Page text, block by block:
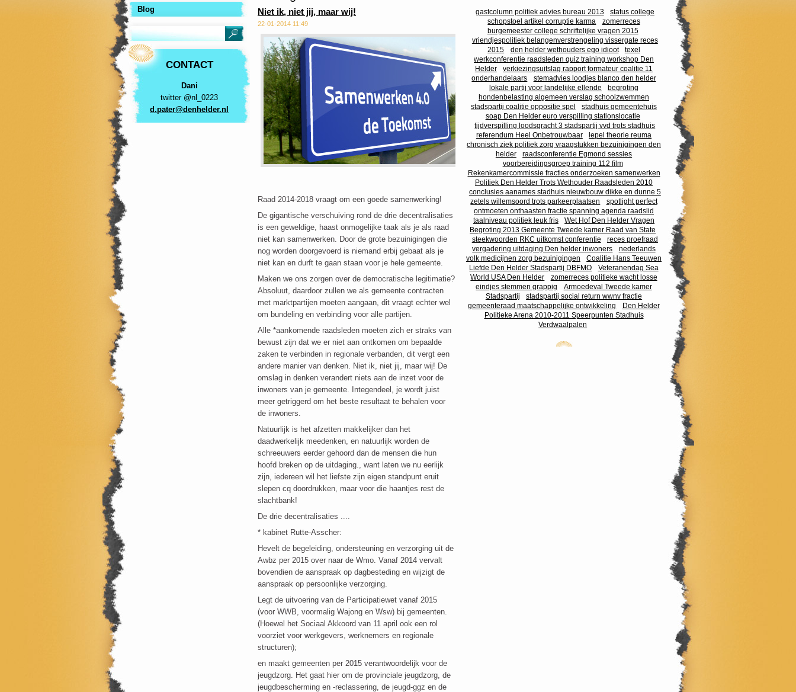
Niet ik, niet jij, maar wij!
22-01-2014 11:49
Raad 2014-2018 vraagt om een goede samenwerking!
De gigantische verschuiving rond de drie decentralisaties
is een geweldige, haast onmogelijke taak als je als raad
niet kan samenwerken. Door de grote bezuinigingen die
nog worden doorgevoerd is niemand erbij gebaat als je
niet kan en durft te gaan staan voor je hele gemeente.
Maken we ons zorgen over de democratische legitimatie?
Absoluut, daardoor zullen we als gemeente contracten
met marktpartijen moeten aangaan, dit vraagt echter wel
om bundeling en verbinding voor alle partijen.
Alle *aankomende raadsleden moeten zich er straks van
bewust zijn dat we er niet aan ontkomen om bepaalde
zaken te verbinden in regionale verbanden, dit vergt een
andere manier van denken. Niet ik, niet jij, maar wij! De
omslag in denken verandert niets aan de inzet voor de
inwoners van je gemeente. Integendeel, je wordt juist
meer getriggerd om het beste resultaat te behalen voor
de inwoners.
Natuurlijk is het afzetten makkelijker dan het
daadwerkelijk meedenken, en natuurlijk worden de
schreeuwers eerder gehoord dan de mensen die hun
hoofd breken op de uitdaging., want laten we nu eerlijk
zijn, iedereen wil het liefste zijn eigen standpunt eruit
slepen cq doordrukken, maar voor die haantjes rest de
slachtbank!
De drie decentralisaties ....
* kabinet Rutte-Asscher:
Hevelt de begeleiding, ondersteuning en verzorging uit de
Awbz per 2015 over naar de Wmo. Vanaf 2014 vervalt
bovendien de aanspraak op dagbesteding en wijzigt de
aanspraak op persoonlijke verzorging.
Legt de uitvoering van de Participatiewet vanaf 2015
(voor WWB, voormalig Wajong en Wsw) bij gemeenten.
(Hoewel het Sociaal Akkoord van 11 april ook een rol
voorziet voor werkgevers, werknemers en regionale
structuren);
en maakt gemeenten per 2015 verantwoordelijk voor de
jeugdzorg. Het gaat hier om de provinciale jeugdzorg, de
jeugdbescherming en -reclassering, de jeugd-ggz en de
gastcolumn politiek advies bureau 2013
status college
schopstoel artikel corruptie karma
zomerreces
burgemeester college schriftelijke vragen 2015
vriendjespolitiek belangenverstrengeling vissergate reces
2015
den helder wethouders ego idioot
texel
werkconferentie raadsleden quiz training workshop Den
Helder
verkiezingsuitslag rapport formateur coalitie 11
onderhandelaars
stemadvies loodjes blanco den helder
lokale partij voor landelijke ellende
begroting
hondenbelasting algemeen verslag schoolzwemmen
stadspartij coalitie oppositie spel
stadhuis gemeentehuis
soap Den Helder euro verspilling stationslocatie
tijdverspilling loodsgracht 3 stadspartij vvd trots stadhuis
referendum Heel Onbetrouwbaar
lepel theorie reuma
chronisch ziek politiek zorg vraagstukken bezuinigingen den
helder
raadsconferentie Egmond sessies
voorbereidingsgroep training 112 film
Rekenkamercommissie fracties onderzoeken samenwerken
Politiek Den Helder Trots Wethouder Raadsleden 2010
conclusies aanames stadhuis nieuwbouw dikke en dunne 5
zetels willemsoord trots parkeerplaatsen
spotlight perfect
ontmoeten onthaasten fractie spanning agenda raadslid
taalniveau politiek leuk fris
Wet Hof Den Helder Vragen
Begroting 2013 Gemeente Tweede kamer Raad van State
steekwoorden RKC uitkomst conferentie
reces proefraad
vergadering uitdaging Den helder inwoners
nederlands
volk medicijnen zorg bezuinigingen
Coalitie Hans Teeuwen
Liefde Den Helder Stadspartij DBFMO
Veteranendag Sea
World USA Den Helder
zomerreces politieke wacht losse
eindjes stemmen grappig
Armoedeval Tweede kamer
Stadspartij
stadspartij social return wwnv fractie
gemeenteraad maatschappelijke ontwikkeling
Den Helder
Politieke Arena 2010-2011 Speerpunten Stadhuis
Verdwaalpalen
Blog
CONTACT
Dani
twitter @nl_0223
d.pater@denhelder.nl